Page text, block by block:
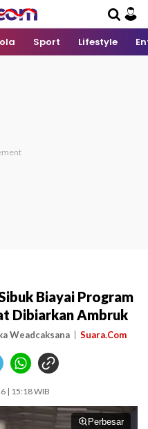
Sport Lifestyle
Biayai Program
Dibiarkan Ambruk
Weadcaksana Suara.Com
| 15:18 WIB
Perbesar